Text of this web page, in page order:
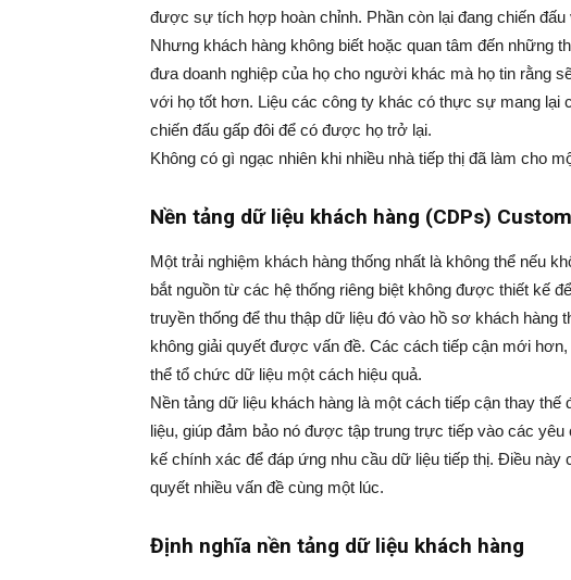
Sale
được sự tích hợp hoàn chỉnh. Phần còn lại đang chiến
Nhưng khách hàng không biết hoặc quan tâm đến những
đưa doanh nghiệp của họ cho người khác mà họ tin rằng
với họ tốt hơn. Liệu các công ty khác có thực sự mang lại
chiến đấu gấp đôi để có được họ trở lại.
Không có gì ngạc nhiên khi nhiều nhà tiếp thị đã làm cho
Nền tảng dữ liệu khách hàng (CDPs)
Một trải nghiệm khách hàng thống nhất là không thể nếu
bắt nguồn từ các hệ thống riêng biệt không được thiết kế
truyền thống để thu thập dữ liệu đó vào hồ sơ khách hàng
không giải quyết được vấn đề. Các cách tiếp cận mới
thể tổ chức dữ liệu một cách hiệu quả.
Nền tảng dữ liệu khách hàng là một cách tiếp cận thay
liệu, giúp đảm bảo nó được tập trung trực tiếp vào các
kế chính xác để đáp ứng nhu cầu dữ liệu tiếp thị. Điều
quyết nhiều vấn đề cùng một lúc.
Định nghĩa nền tảng dữ liệu khách hàng